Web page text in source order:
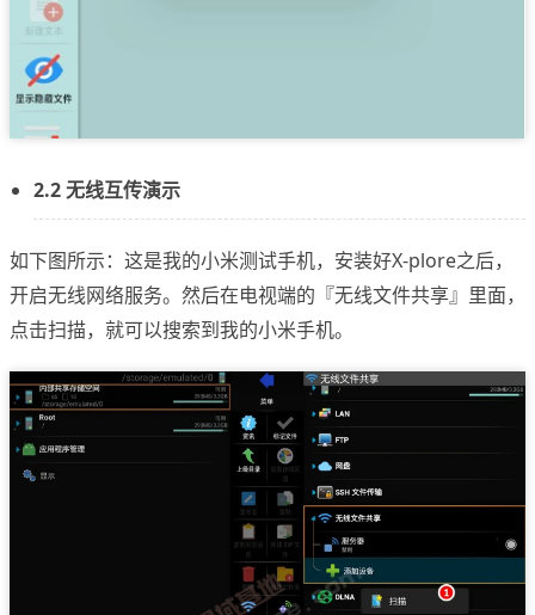
2.2 无线互传演示
如下图所示：这是我的小米测试手机，安装好X-plore之后，
开启无线网络服务。然后在电视端的『无线文件共享』里面，
点击扫描，就可以搜索到我的小米手机。